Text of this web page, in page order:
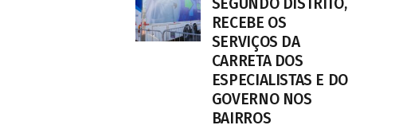
SEGUNDO DISTRITO,
RECEBE OS
SERVIÇOS DA
CARRETA DOS
ESPECIALISTAS E DO
GOVERNO NOS
BAIRROS